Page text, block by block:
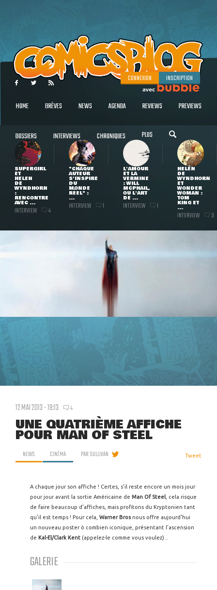
CONNEXION INSCRIPTION
HOME BRÈVES NEWS AGENDA REVIEWS PREVIEWS
DOSSIERS INTERVIEWS CHRONIQUES PLUS
SUPERGIRL
ET
HELEN
DE
WYNDHORN
:
RENCONTRE
AVEC ...
INTERVIEW 4
"CHAQUE
AUTEUR
S'INSPIRE
DU
MONDE
RÉEL" :
...
INTERVIEW 1
L'AMOUR
ET LA
VERMINE
: WILL
MCPHAIL,
OU L'ART
DE ...
INTERVIEW 1
HELEN
DE
WYNDHORN
ET
WONDER
WOMAN :
TOM
KING ET
...
INTERVIEW 3
12 MAI 2013 - 19:13 4
UNE QUATRIÈME AFFICHE
POUR MAN OF STEEL
NEWS CINÉMA PARSULLIVAN Tweet
A chaque jour son affiche ! Certes, s'il reste encore un mois jour
pour jour avant la sortie Américaine de Man Of Steel , cela risque
de faire beaucoup d'affiches, mais profitons du Kryptonien tant
qu'il est temps ! Pour cela, Warner Brosnous offre aujourd'hui
un nouveau poster ô combien iconique, présentant l'ascension
de Kal-El/Clark Kent (appelez-le comme vous voulez)...
GALERIE